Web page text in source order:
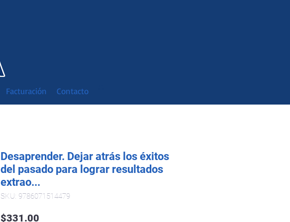
Facturación Contacto
Desaprender. Dejar atrás los éxitos
del pasado para lograr resultados
extrao...
SKU: 9786071514479
$331.00